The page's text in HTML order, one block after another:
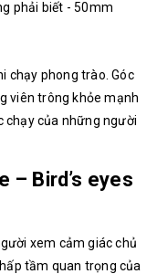
chạy phong trào. Góc
viên trông khỏe mạnh
chạy của những người
– Bird’s eyes
xem cảm giác chủ
tầm quan trọng của